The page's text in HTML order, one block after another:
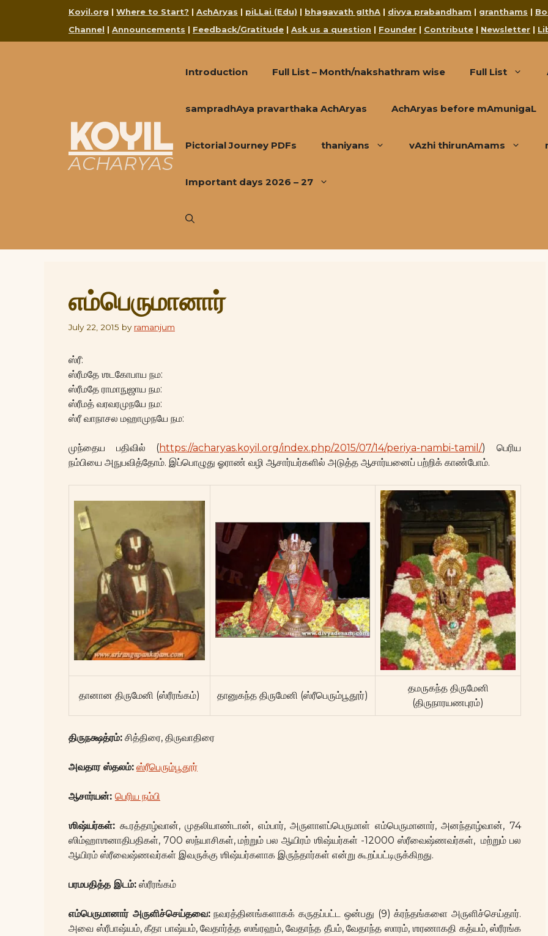
Koyil.org | Where to Start? | AchAryas | piLLai (Edu) | bhagavath gIthA | divya prabandham | granthams |
Channel | Announcements | Feedback/Gratitude | Ask us a question | Founder | Contribute | Newsletter |
KOYIL
ACHARYAS
Introduction Full List – Month/nakshathram wise Full List
sampradhAya pravarthaka AchAryas AchAryas before mAmunigaL
Pictorial Journey PDFs thaniyans vAzhi thirunAmams
Important days 2026 – 27
எம்பெருமானார்
July 22, 2015 by ramanjum
ஸ்ரீ:
ஸ்ரீமதே ஶடகோபாய நம:
ஸ்ரீமதே ராமாநுஜாய நம:
ஸ்ரீமத் வரவரமுநயே நம:
ஸ்ரீ வாநாசல மஹாமுநயே நம:
முந்தைய பதிவில் (https://acharyas.koyil.org/index.php/2015/07/14/periya-nambi-tamil/) பெரிய
நம்பியை அநுபவித்தோம். இப்பொழுது ஓராண் வழி ஆசார்யர்களில் அடுத்த ஆசார்யனைப் பற்றிக் காண்போம்.
தானான திருமேனி (ஸ்ரீரங்கம்) தானுகந்த திருமேனி (ஸ்ரீபெரும்பூதூர்)
தமருகந்த திருமேனி
(திருநாரயணபுரம்)
திருநக்ஷத்ரம்: சித்திரை, திருவாதிரை
அவதார ஸ்தலம்: ஸ்ரீபெரும்பூதூர்
ஆசார்யன்: பெரிய நம்பி
ஶிஷ்யர்கள்: கூரத்தாழ்வான், முதலியாண்டான், எம்பார், அருளாளப்பெருமாள் எம்பெருமானார், அனந்தாழ்வான், 74
ஸிம்ஹாஶனாதிபதிகள், 700 ஸந்யாசிகள், மற்றும் பல ஆயிரம் ஶிஷ்யர்கள் -12000 ஸ்ரீவைஷ்ணவர்கள், மற்றும் பல
ஆயிரம் ஸ்ரீவைஷ்ணவர்கள் இவருக்கு ஶிஷ்யர்களாக இருந்தார்கள் என்று கூறப்பட்டிருக்கிறது.
பரமபதித்த இடம்: ஸ்ரீரங்கம்
எம்பெருமானார் அருளிச்செய்தவை:நவரத்தினங்களாகக் கருதப்பட்ட ஒன்பது (9) க்ரந்தங்களை அருளிச்செய்தார்.
அவை ஸ்ரீபாஷ்யம், கீதா பாஷ்யம், வேதார்த்த ஸங்ரஹம், வேதாந்த தீபம், வேதாந்த ஸாரம், ஶரணாகதி கத்யம், ஸ்ரீரங்க